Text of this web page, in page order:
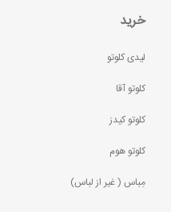
خرید
لیدی کلوتو
کلوتو آقا
کلوتو کیدز
کلوتو هوم
مِباس ( غير از لباس)